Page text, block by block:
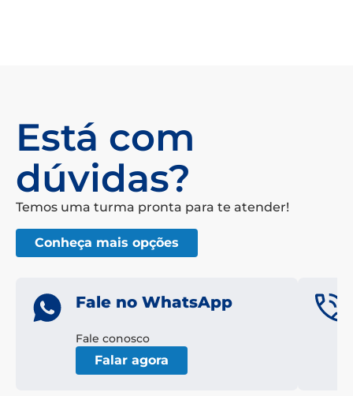
Está com
dúvidas?
Temos uma turma pronta para te atender!
Conheça mais opções
Fale no WhatsApp
Fale conosco
Falar agora